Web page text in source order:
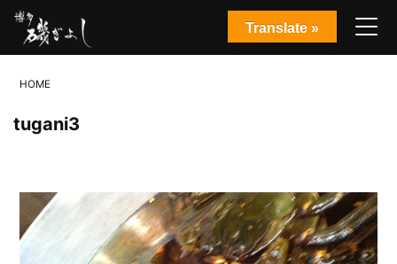
HOME
tugani3
Translate »